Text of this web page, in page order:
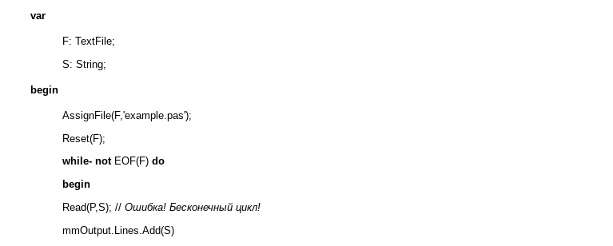
var
F: TextFile;
S: String;
begin
AssignFile(F,'example.pas');
Reset(F);
while- not EOF(F) do
begin
Read(P,S); // Ошибка! Бесконечный цикл!
mmOutput.Lines.Add(S)